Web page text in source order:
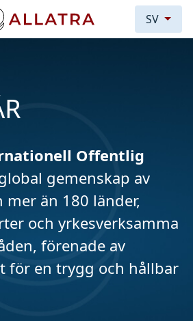
SV
Offentlig
gemenskap av
än 180 länder,
och yrkesverksamma
förenade av
för en trygg och hållbar